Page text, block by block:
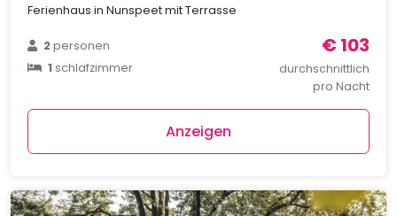
Ferienhaus in Nunspeet mit Terrasse
2personen
1schlafzimmer
€ 103
durchschnittlich
pro Nacht
Anzeigen